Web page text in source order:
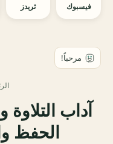
فيسبوك ثريدز
آداب التلاوة
الحفظ